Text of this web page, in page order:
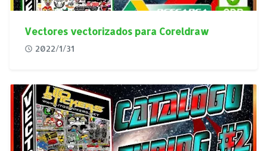
Vectores vectorizados para Coreldraw
2022/1/31